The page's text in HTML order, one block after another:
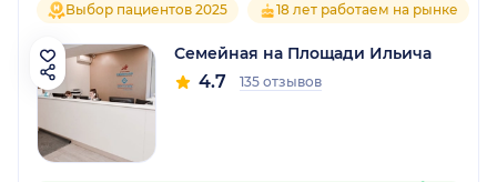
Выбор пациентов 2025 18 лет работаем на рынке
Семейная на Площади Ильича
4.7 135 отзывов